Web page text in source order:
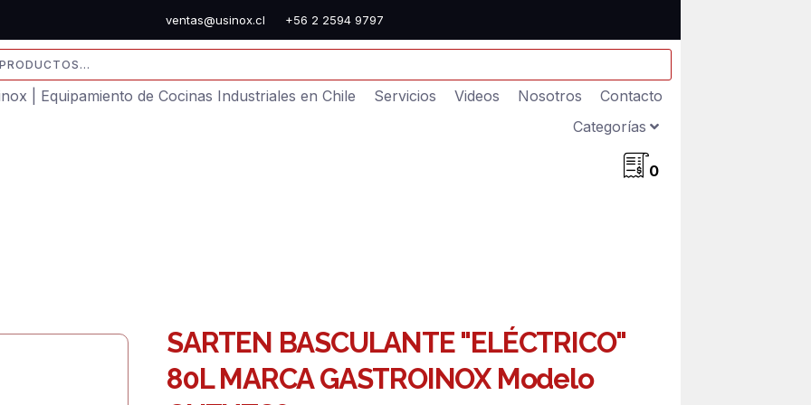
ventas@usinox.cl +56 2 2594 9797
| Equipamiento de Cocinas Industriales en Chile
Servicios Videos Nosotros
Contacto
Categorías
0
SARTEN BASCULANTE "ELÉCTRICO"
80L MARCA GASTROINOX Modelo